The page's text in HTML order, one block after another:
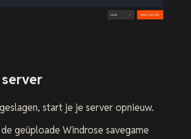
start je je server opnieuw.
geüploade Windrose savegame